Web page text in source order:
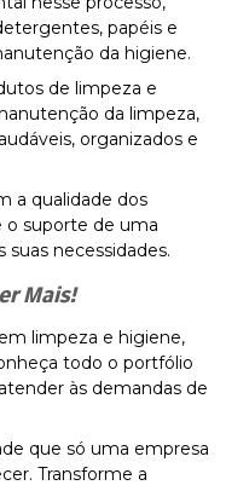
papéis e
da higiene.
de limpeza e
da limpeza,
organizados e
a qualidade dos
o suporte de uma
suas necessidades.
Mais!
limpeza e higiene,
todo o portfólio
às demandas de
que só uma empresa
Transforme a